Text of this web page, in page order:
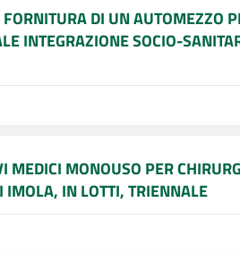
DI UN AUTOMEZZO
INTEGRAZIONE SOCIO-
MEDICI MONOUSO PER
IMOLA, IN LOTTI, TRIENNALE